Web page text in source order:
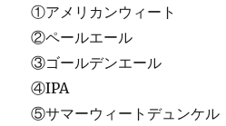
①アメリカンウィート
②ペールエール
③ゴールデンエール
④IPA
⑤サマーウィートデュンケル